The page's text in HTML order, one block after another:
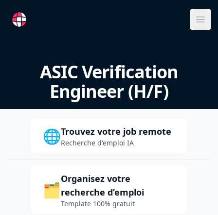
RemoteFR
ASIC Verification
Engineer (H/F)
🌐Trouvez votre job remote
Recherche d'emploi IA
🗂️
Organisez votre
recherche d’emploi
Template 100% gratuit